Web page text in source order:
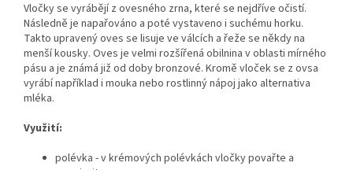
Vločky se vyrábějí z ovesného zrna, které se nejdříve očistí.
Následně je napařováno a poté vystaveno i suchému horku.
Takto upravený oves se lisuje ve válcích a řeže se někdy na
menší kousky. Oves je velmi rozšířená obilnina v oblasti mírného
pásu a je známá již od doby bronzové. Kromě vloček se z ovsa
vyrábí například i mouka nebo rostlinný nápoj jako alternativa
mléka.
Využití:
polévka - v krémových polévkách vločky povařte a